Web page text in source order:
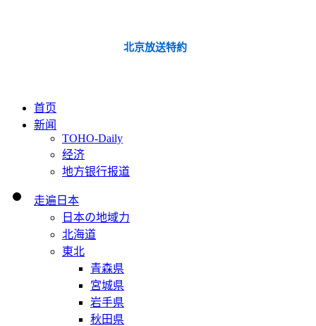
北京放送特約
首页
新闻
TOHO-Daily
经济
地方银行报道
走遍日本
日本の地域力
北海道
東北
青森県
宮城県
岩手県
秋田県